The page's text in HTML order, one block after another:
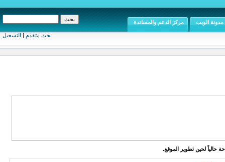
بحث متقدم | التسجيل
مدونة الويب مركز الدعم والمساندة
حالياً لحين تطوير الموقع.